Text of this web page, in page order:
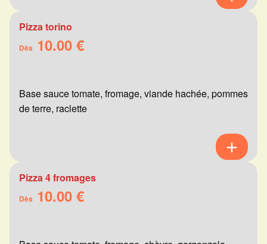
Pizza torino
Dès 10.00 €
Base sauce tomate, fromage, viande hachée, pommes
de terre, raclette
Pizza 4 fromages
Dès 10.00 €